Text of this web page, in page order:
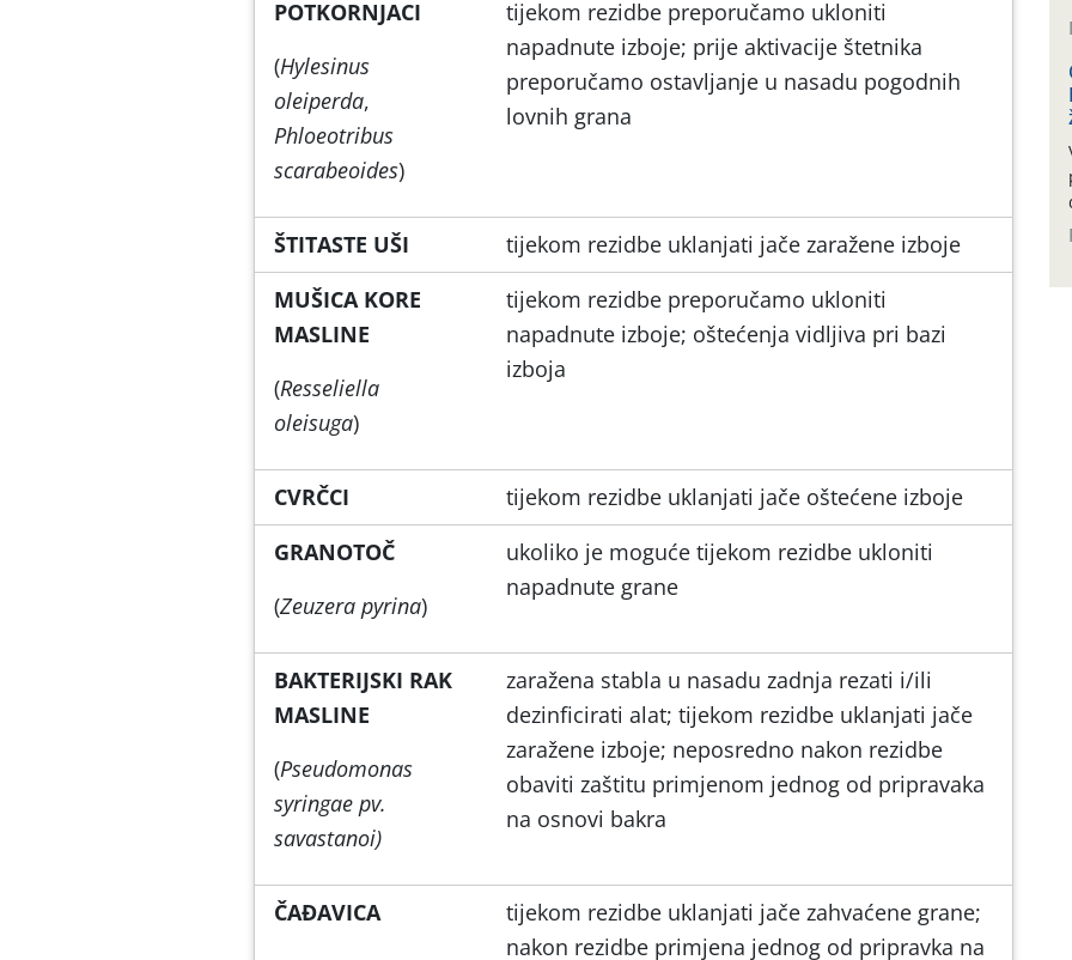
POTKORNJACI
(Hylesinus
oleiperda,
Phloeotribus
scarabeoides)
tijekom rezidbe preporučamo ukloniti
napadnute izboje; prije aktivacije štetnika
preporučamo ostavljanje u nasadu pogodnih
lovnih grana
ŠTITASTE UŠI
tijekom rezidbe uklanjati jače zaražene izboje
MUŠICA KORE
MASLINE
(Resseliella
oleisuga)
tijekom rezidbe preporučamo ukloniti
napadnute izboje; oštećenja vidljiva pri bazi
izboja
CVRČCI
tijekom rezidbe uklanjati jače oštećene izboje
GRANOTOČ
(Zeuzera pyrina)
ukoliko je moguće tijekom rezidbe ukloniti
napadnute grane
BAKTERIJSKI RAK
MASLINE
(Pseudomonas
syringae pv.
savastanoi)
zaražena stabla u nasadu zadnja rezati i/ili
dezinficirati alat; tijekom rezidbe uklanjati jače
zaražene izboje; neposredno nakon rezidbe
obaviti zaštitu primjenom jednog od pripravaka
na osnovi bakra
ČAĐAVICA
tijekom rezidbe uklanjati jače zahvaćene grane;
nakon rezidbe primjena jednog od pripravka na